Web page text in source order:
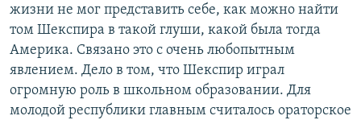
жизни не мог представить себе, как можно найти
том Шекспира в такой глуши, какой была тогда
Америка. Связано это с очень любопытным
явлением. Дело в том, что Шекспир играл
огромную роль в школьном образовании. Для
молодой республики главным считалось ораторское